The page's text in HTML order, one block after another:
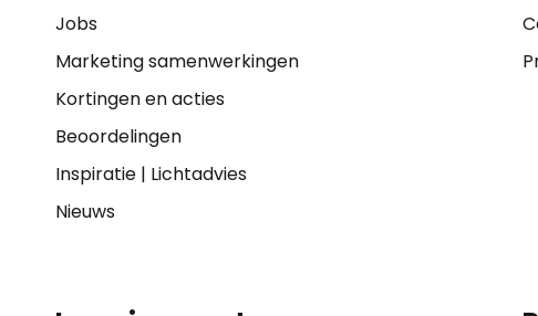
Jobs
Marketing samenwerkingen
Kortingen en acties
Beoordelingen
Inspiratie| Lichtadvies
Nieuws